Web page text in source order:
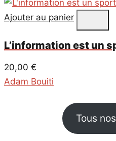
Ajouter au panier
L’information est un
20,00 €
Adam Bouiti
Tous